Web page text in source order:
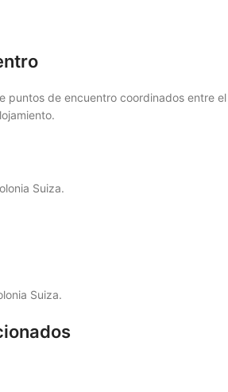
puntos de encuentro coordinados entre el
Suiza.
Suiza.